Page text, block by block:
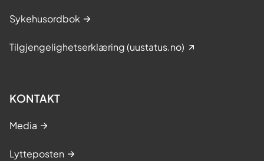
Sykehusordbok
Tilgjengelighetserklæring (uustatus.no)
KONTAKT
Media
Lytteposten